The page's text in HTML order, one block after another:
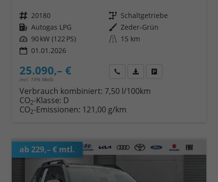
Fahrzeugnr. 20180 Getriebe Schaltgetriebe
Kraftstoff Autogas LPG Außenfarbe Zeder-Grün
Leistung 90 kW (122 PS) Kilometerstand 15 km
01.01.2026
25.090,– €
incl. 19% MwSt.
Wir rufen Sie anFahrzeugexposé (PDF)
Verbrauch kombiniert: 7,50 l/100km
CO2-Klasse: D
CO2-Emissionen: 121,00 g/km
ab 229,– € mtl.